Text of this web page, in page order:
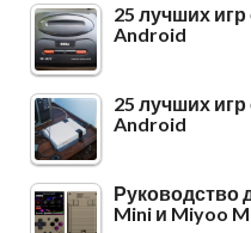
25 лучших игр
Android
25 лучших игр
Android
Руководство
Mini и Miyoo